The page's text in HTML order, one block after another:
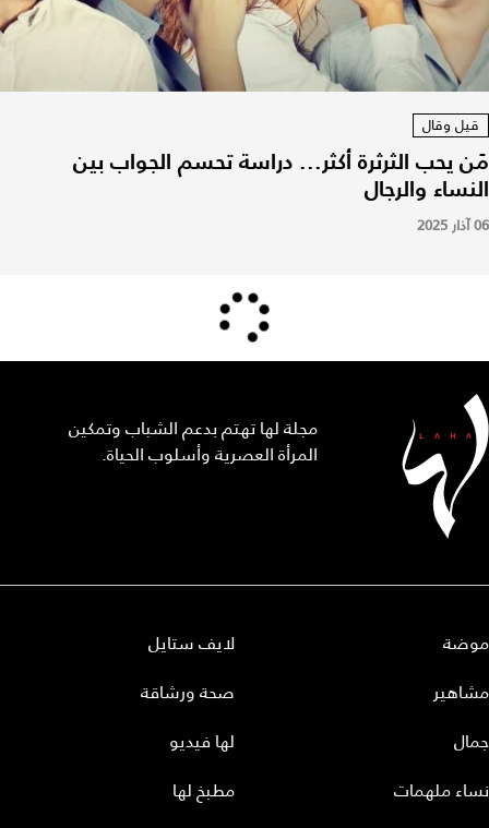
قيل وقال
مَن يحب الثرثرة أكثر... دراسة تحسم الجواب بين
النساء والرجال
06 آذار 2025
مجلة لها تهتم بدعم الشباب وتمكين
المرأة العصرية وأسلوب الحياة.
موضة
مشاهير
جمال
نساء ملهمات
لايف ستايل
صحة ورشاقة
لها فيديو
مطبخ لها